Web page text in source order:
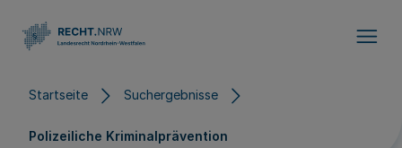
Startseite Suchergebnisse
Polizeiliche Kriminalprävention